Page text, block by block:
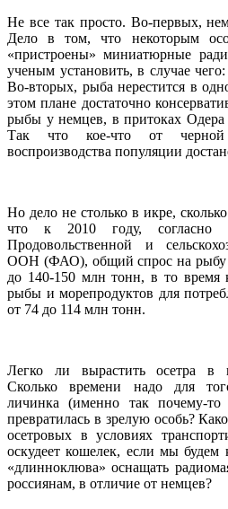
Не все так просто. Во-первых,
Дело в том, что некоторым
«пристроены» миниатюрные
ученым установить, в случае
Во-вторых, рыба нерестится в
этом плане достаточно
рыбы у немцев, в притоках
Так что кое-что от черной
воспроизводства популяции
Но дело не столько в икре,
что к 2010 году, согласно
Продовольственной и
ООН (ФАО), общий спрос на рыбу
до 140-150 млн тонн, в то время
рыбы и морепродуктов для
от 74 до 114 млн тонн.
Легко ли вырастить осетра в
Сколько времени надо для
личинка (именно так почему-то
превратилась в зрелую особь?
осетровых в условиях
оскудеет кошелек, если мы будем
«длинноклюва» оснащать
россиянам, в отличие от немцев?